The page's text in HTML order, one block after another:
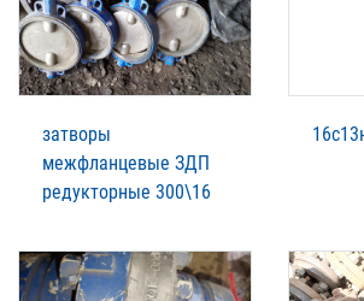
затворы
межфланцевые ЗДП
редукторные 300\16